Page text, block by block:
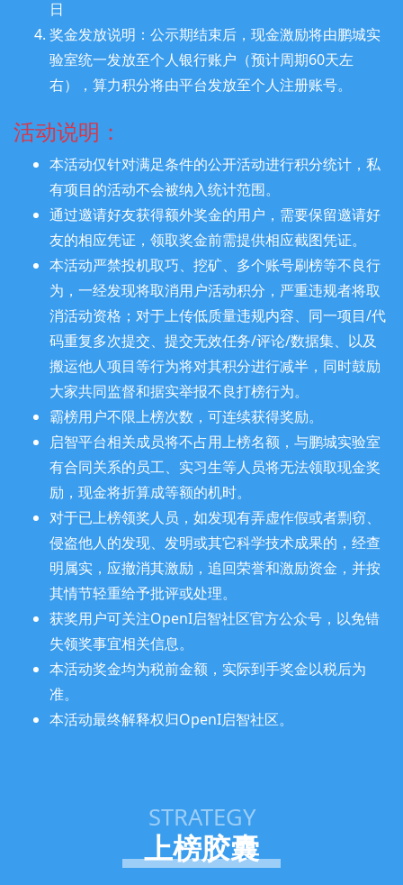
xiaochuan2000
基础打榜达人
maofeifei
基础打榜达人
cqu_lxy 基础打榜达人
xiel 基础打榜达人
Ashen 基础打榜达人
cftang 基础打榜达人
killerDbob
基础打榜达人
lwx 基础打榜达人
David-
Dou
基础打榜达人
sms 基础打榜达人
基础打榜达人
日
奖金发放说明：公示期结束后，现金激励将由鹏城实
验室统一发放至个人银行账户（预计周期60天左
右），算力积分将由平台发放至个人注册账号。
活动说明：
本活动仅针对满足条件的公开活动进行积分统计，私
有项目的活动不会被纳入统计范围。
通过邀请好友获得额外奖金的用户，需要保留邀请好
友的相应凭证，领取奖金前需提供相应截图凭证。
本活动严禁投机取巧、挖矿、多个账号刷榜等不良行
为，一经发现将取消用户活动积分，严重违规者将取
消活动资格；对于上传低质量违规内容、同一项目/代
码重复多次提交、提交无效任务/评论/数据集、以及
搬运他人项目等行为将对其积分进行减半，同时鼓励
大家共同监督和据实举报不良打榜行为。
霸榜用户不限上榜次数，可连续获得奖励。
启智平台相关成员将不占用上榜名额，与鹏城实验室
有合同关系的员工、实习生等人员将无法领取现金奖
励，现金将折算成等额的机时。
对于已上榜领奖人员，如发现有弄虚作假或者剽窃、
侵盗他人的发现、发明或其它科学技术成果的，经查
明属实，应撤消其激励，追回荣誉和激励资金，并按
其情节轻重给予批评或处理。
获奖用户可关注OpenI启智社区官方公众号，以免错
失领奖事宜相关信息。
本活动奖金均为税前金额，实际到手奖金以税后为
准。
本活动最终解释权归OpenI启智社区。
STRATEGY
上榜胶囊